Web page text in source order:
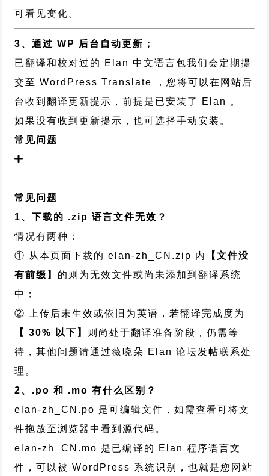
可看见变化。
3、通过 WP 后台自动更新；
已翻译和校对过的 Elan 中文语言包我们会定期提
交至 WordPress Translate ，您将可以在网站后
台收到翻译更新提示，前提是已安装了 Elan 。
如果没有收到更新提示，也可选择手动安装。
常见问题
常见问题
1、下载的 .zip 语言文件无效？
情况有两种：
① 从本页面下载的 elan-zh_CN.zip 内
【文件没
有前缀】 的则为无效文件或尚未添加到翻译系统
中；
② 上传后未生效或依旧为英语，若翻译完成度为
【 30% 以下】 则尚处于翻译准备阶段，仍需等
待，其他问题请通过薇晓朵 Elan 论坛发帖联系处
理。
2、.po 和 .mo 有什么区别？
elan-zh_CN.po 是可编辑文件，如需查看可将文
件拖放至浏览器中看到源代码。
elan-zh_CN.mo 是已编译的 Elan 程序语言文
件，可以被 WordPress 系统识别，也就是您网站